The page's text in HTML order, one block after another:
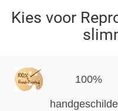
Kies voor
100%